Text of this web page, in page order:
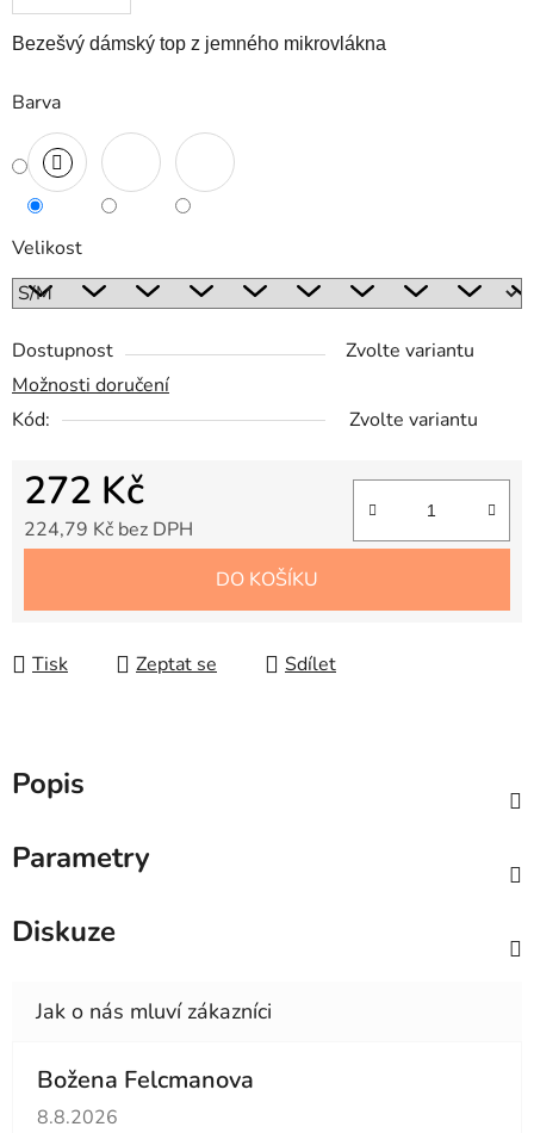
Bezešvý dámský top z jemného mikrovlákna
Barva
Velikost
Dostupnost
Zvolte variantu
Možnosti doručení
Kód:
Zvolte variantu
272 Kč
224,79 Kč bez DPH
DO KOŠÍKU
Tisk Zeptat se Sdílet
Popis
Parametry
Diskuze
Božena Felcmanova
Hodnocení obchodu je 5 z 5 hvězdiček.
8.8.2026